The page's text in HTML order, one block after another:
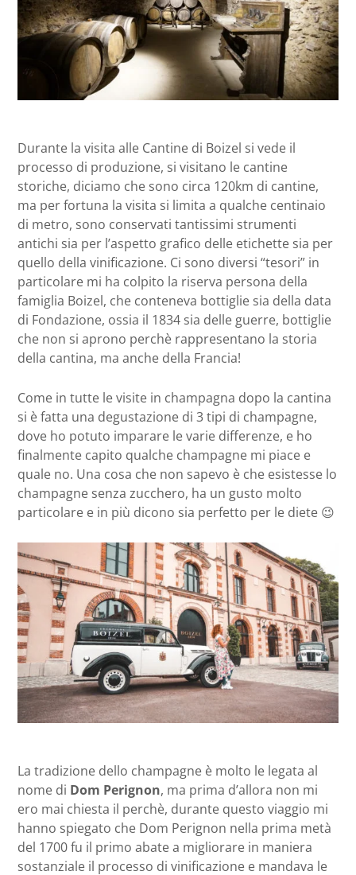
Durante la visita alle Cantine di Boizel si vede il
processo di produzione, si visitano le cantine
storiche, diciamo che sono circa 120km di cantine,
ma per fortuna la visita si limita a qualche centinaio
di metro, sono conservati tantissimi strumenti
antichi sia per l’aspetto grafico delle etichette sia per
quello della vinificazione. Ci sono diversi “tesori” in
particolare mi ha colpito la riserva persona della
famiglia Boizel, che conteneva bottiglie sia della data
di Fondazione, ossia il 1834 sia delle guerre, bottiglie
che non si aprono perchè rappresentano la storia
della cantina, ma anche della Francia!
Come in tutte le visite in champagna dopo la cantina
si è fatta una degustazione di 3 tipi di champagne,
dove ho potuto imparare le varie differenze, e ho
finalmente capito qualche champagne mi piace e
quale no. Una cosa che non sapevo è che esistesse lo
champagne senza zucchero, ha un gusto molto
particolare e in più dicono sia perfetto per le diete 😉
La tradizione dello champagne è molto le legata al
nome di Dom Perignon, ma prima d’allora non mi
ero mai chiesta il perchè, durante questo viaggio mi
hanno spiegato che Dom Perignon nella prima metà
del 1700 fu il primo abate a migliorare in maniera
sostanziale il processo di vinificazione e mandava le